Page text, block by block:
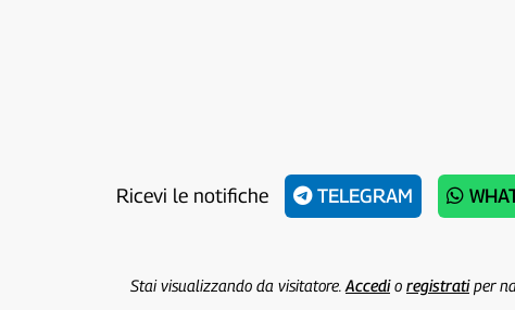
Ricevi le notifiche TELEGRAM
Stai visualizzando da visitatore. Accedio registratiper